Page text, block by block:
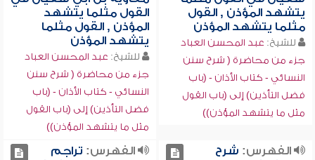
يتشهد المؤذن , القول
مثلما يتشهد المؤذن
للشيخ: عبد المحسن العباد
جزء من محاضرة ( شرح سنن
النسائي - كتاب الأذان - (باب
فضل التأذين) إلى (باب القول
مثل ما يتشهد المؤذن))
القول مثلما يتشهد
المؤذن , القول مثلما
يتشهد المؤذن
للشيخ: عبد المحسن العباد
جزء من محاضرة ( شرح سنن
النسائي - كتاب الأذان - (باب
فضل التأذين) إلى (باب القول
مثل ما يتشهد المؤذن))
الفهرس: شرح
الفهرس: تراجم